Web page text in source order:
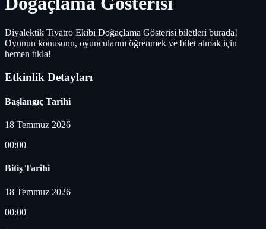
Diyalektik Tiyatro Ekibi Doğaçlama Gösterisi biletleri burada!
Oyunun konusunu, oyuncularını öğrenmek ve bilet almak için
hemen tıkla!
Etkinlik Detayları
Başlangıç Tarihi
18 Temmuz 2026
00:00
Bitiş Tarihi
18 Temmuz 2026
00:00